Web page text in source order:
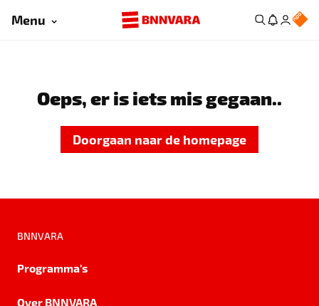
Menu
Oeps, er is iets mis gegaan..
Doorgaan naar de homepage
BNNVARA
Programma's
Over BNNVARA